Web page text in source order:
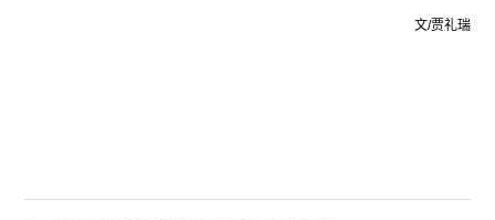
文/贾礼瑞